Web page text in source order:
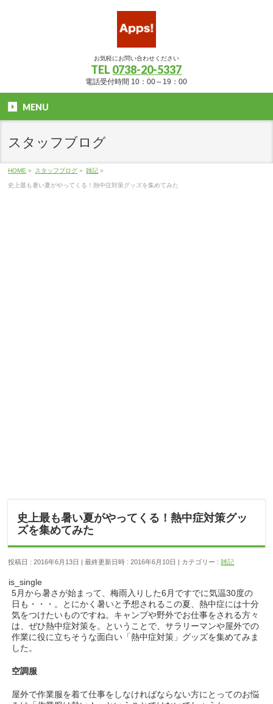
お気軽にお問い合わせください
TEL 0738-20-5337
電話受付時間 10：00～19：00
MENU
スタッフブログ
HOME » スタッフブログ » 雑記 »
史上最も暑い夏がやってくる！熱中症対策グッズを集めてみた
史上最も暑い夏がやってくる！熱中症対策グッ
ズを集めてみた
投稿日 : 2016年6月13日 最終更新日時 : 2016年6月10日 カテゴリー :雑記
is_single
5月から暑さが始まって、梅雨入りした6月ですでに気温30度の
日も・・・。とにかく暑いと予想されるこの夏、熱中症には十分
気をつけたいものですね。キャンプや野外でお仕事をされる方々
は、ぜひ熱中症対策を。ということで、サラリーマンや屋外での
作業に役に立ちそうな面白い「熱中症対策」グッズを集めてみま
した。
空調服
屋外で作業服を着て仕事をしなければならない方にとってのお悩